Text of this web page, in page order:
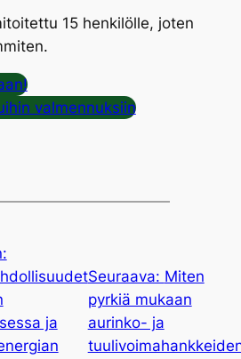
15 henkilölle, joten
valmennuksiin
ja
Seuraava: Miten
pyrkiä mukaan
aurinko- ja